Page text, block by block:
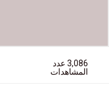
3,086 عدد
المشاهدات